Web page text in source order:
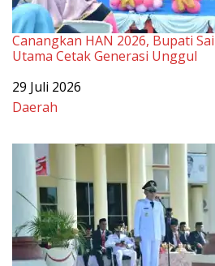
Bupati Saipul Pimpin Upacara
Tahun 2026
Tanggal
27 April 2026
Sehubungan dengan
Daerah